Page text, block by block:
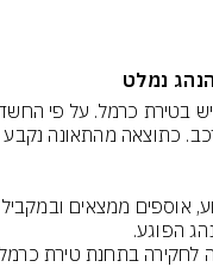
הנהג הפוגע עזב את מקום התאונה ונטש את הרכב. כתוצאה מהתאונה נקבע
לחקירה בתחנת טירת